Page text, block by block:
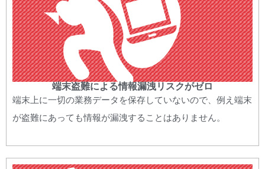
端末盗難による情報漏洩リスクがゼロ
端末上に一切の業務データを保存していないので、例え端末
が盗難にあっても情報が漏洩することはありません。